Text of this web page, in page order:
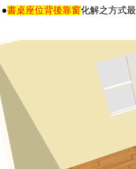
●書桌座位背後靠窗化解之方式